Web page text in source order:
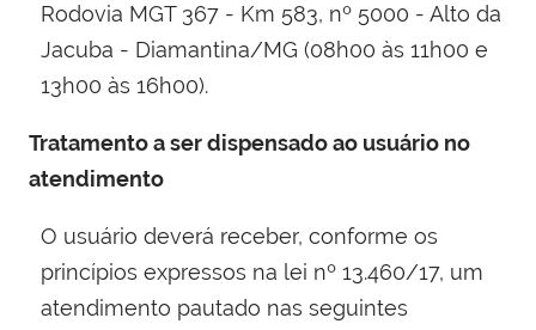
Rodovia MGT 367 - Km 583, nº 5000 - Alto da
Jacuba - Diamantina/MG (08h00 às 11h00 e
13h00 às 16h00).
Tratamento a ser dispensado ao usuário no
atendimento
O usuário deverá receber, conforme os
princípios expressos na lei nº 13.460/17, um
atendimento pautado nas seguintes